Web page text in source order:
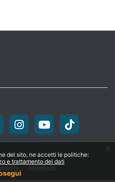
del sito, ne accetti le politiche:
e trattamento dei dati
x
Studi di Milano-Bicocca